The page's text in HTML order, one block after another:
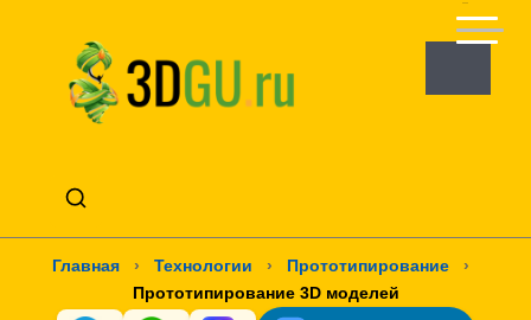
Главная › Технологии › Прототипирование
›
Прототипирование 3D моделей